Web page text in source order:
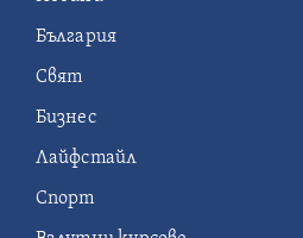
България
Свят
Бизнес
Лайфстайл
Спорт